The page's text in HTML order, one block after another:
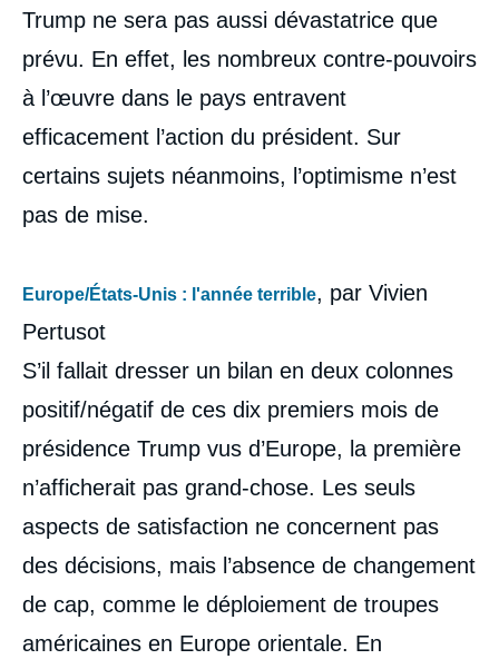
Trump ne sera pas aussi dévastatrice que
prévu. En effet, les nombreux contre-pouvoirs
à l’œuvre dans le pays entravent
efficacement l’action du président. Sur
certains sujets néanmoins, l’optimisme n’est
pas de mise.
Europe/États-Unis : l'année terrible, par Vivien
Pertusot
S’il fallait dresser un bilan en deux colonnes
positif/négatif de ces dix premiers mois de
présidence Trump vus d’Europe, la première
n’afficherait pas grand-chose. Les seuls
aspects de satisfaction ne concernent pas
des décisions, mais l’absence de changement
de cap, comme le déploiement de troupes
américaines en Europe orientale. En